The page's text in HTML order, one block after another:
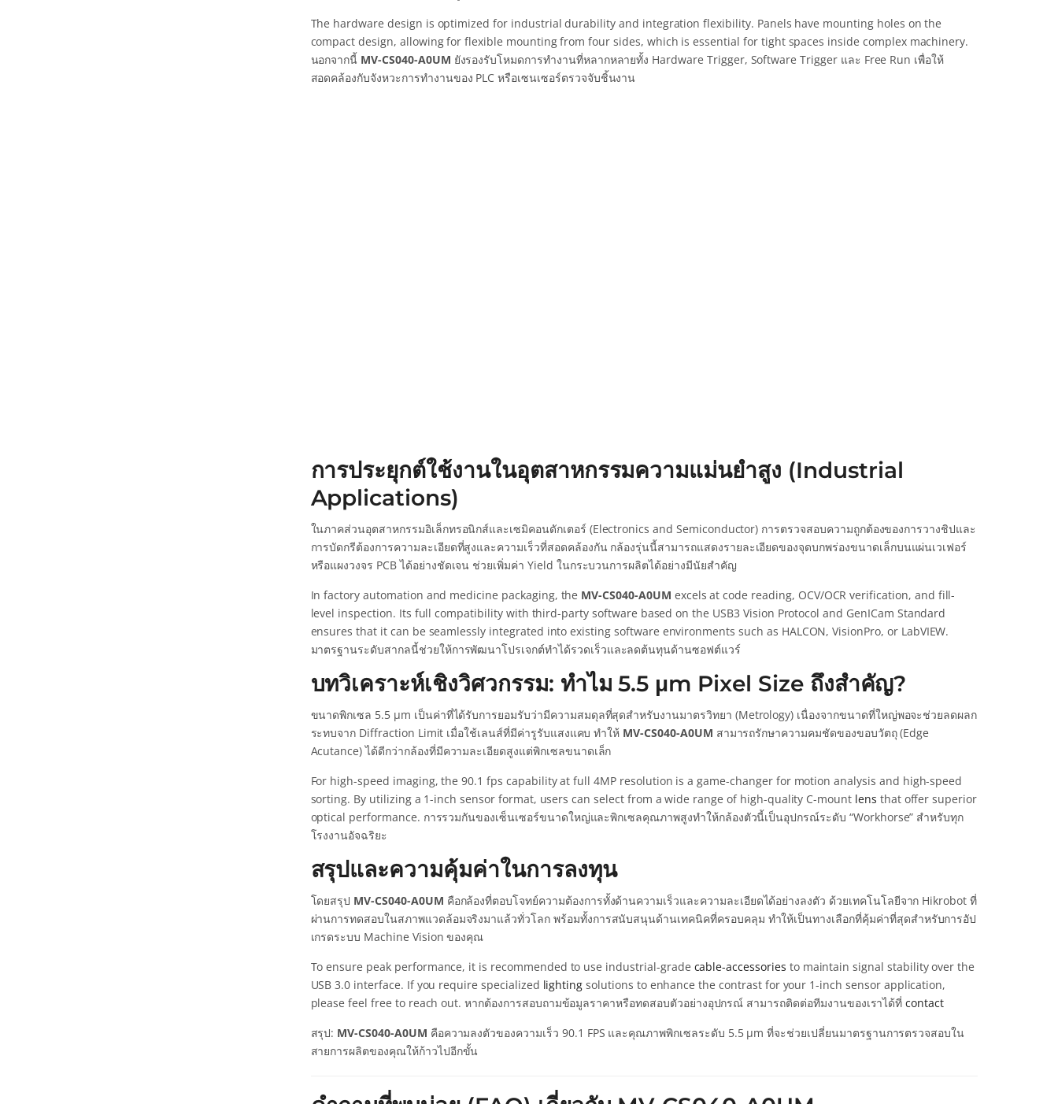
The hardware design is optimized for industrial durability and integration flexibility. Panels have mounting holes on the
compact design, allowing for flexible mounting from four sides, which is essential for tight spaces inside complex machinery.
นอกจากนี้ MV-CS040-A0UM ยังรองรับโหมดการทำงานที่หลากหลายทั้ง Hardware Trigger, Software Trigger และ Free Run เพื่อให้
สอดคล้องกับจังหวะการทำงานของ PLC หรือเซนเซอร์ตรวจจับชิ้นงาน
การประยุกต์ใช้งานในอุตสาหกรรมความแม่นยำสูง (Industrial
Applications)
ในภาคส่วนอุตสาหกรรมอิเล็กทรอนิกส์และเซมิคอนดักเตอร์ (Electronics and Semiconductor) การตรวจสอบความถูกต้องของการวางชิปและ
การบัดกรีต้องการความละเอียดที่สูงและความเร็วที่สอดคล้องกัน กล้องรุ่นนี้สามารถแสดงรายละเอียดของจุดบกพร่องขนาดเล็กบนแผ่นเวเฟอร์
หรือแผงวงจร PCB ได้อย่างชัดเจน ช่วยเพิ่มค่า Yield ในกระบวนการผลิตได้อย่างมีนัยสำคัญ
In factory automation and medicine packaging, the MV-CS040-A0UM excels at code reading, OCV/OCR verification, and fill-
level inspection. Its full compatibility with third-party software based on the USB3 Vision Protocol and GenICam Standard
ensures that it can be seamlessly integrated into existing software environments such as HALCON, VisionPro, or LabVIEW.
มาตรฐานระดับสากลนี้ช่วยให้การพัฒนาโปรเจกต์ทำได้รวดเร็วและลดต้นทุนด้านซอฟต์แวร์
บทวิเคราะห์เชิงวิศวกรรม: ทำไม 5.5 μm Pixel Size ถึงสำคัญ?
ขนาดพิกเซล 5.5 μm เป็นค่าที่ได้รับการยอมรับว่ามีความสมดุลที่สุดสำหรับงานมาตรวิทยา (Metrology) เนื่องจากขนาดที่ใหญ่พอจะช่วยลดผลก
ระทบจาก Diffraction Limit เมื่อใช้เลนส์ที่มีค่ารูรับแสงแคบ ทำให้ MV-CS040-A0UM สามารถรักษาความคมชัดของขอบวัตถุ (Edge
Acutance) ได้ดีกว่ากล้องที่มีความละเอียดสูงแต่พิกเซลขนาดเล็ก
For high-speed imaging, the 90.1 fps capability at full 4MP resolution is a game-changer for motion analysis and high-speed
sorting. By utilizing a 1-inch sensor format, users can select from a wide range of high-quality C-mount lens that offer superior
optical performance. การรวมกันของเซ็นเซอร์ขนาดใหญ่และพิกเซลคุณภาพสูงทำให้กล้องตัวนี้เป็นอุปกรณ์ระดับ “Workhorse” สำหรับทุก
โรงงานอัจฉริยะ
สรุปและความคุ้มค่าในการลงทุน
โดยสรุป MV-CS040-A0UM คือกล้องที่ตอบโจทย์ความต้องการทั้งด้านความเร็วและความละเอียดได้อย่างลงตัว ด้วยเทคโนโลยีจาก Hikrobot ที่
ผ่านการทดสอบในสภาพแวดล้อมจริงมาแล้วทั่วโลก พร้อมทั้งการสนับสนุนด้านเทคนิคที่ครอบคลุม ทำให้เป็นทางเลือกที่คุ้มค่าที่สุดสำหรับการอัป
เกรดระบบ Machine Vision ของคุณ
To ensure peak performance, it is recommended to use industrial-grade cable-accessories to maintain signal stability over the
USB 3.0 interface. If you require specialized lighting solutions to enhance the contrast for your 1-inch sensor application,
please feel free to reach out. หากต้องการสอบถามข้อมูลราคาหรือทดสอบตัวอย่างอุปกรณ์ สามารถติดต่อทีมงานของเราได้ที่contact
สรุป: MV-CS040-A0UM คือความลงตัวของความเร็ว 90.1 FPS และคุณภาพพิกเซลระดับ 5.5 μm ที่จะช่วยเปลี่ยนมาตรฐานการตรวจสอบใน
สายการผลิตของคุณให้ก้าวไปอีกขั้น